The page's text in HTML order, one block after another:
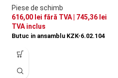
Piese de schimb
616,00 lei fără TVA | 745,36 lei
TVA inclus
Butuc in ansamblu KZK-6.02.104